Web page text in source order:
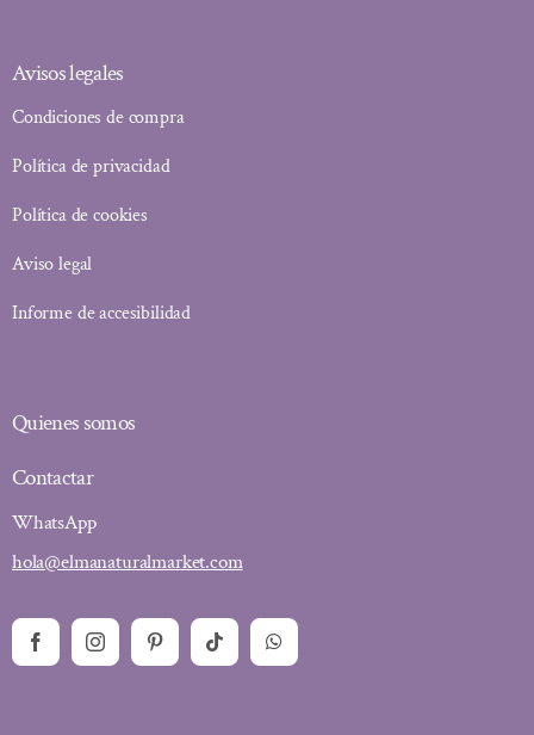
Avisos legales
Condiciones de compra
Política de privacidad
Política de cookies
Aviso legal
Informe de accesibilidad
Quienes somos
Contactar
WhatsApp
hola@elmanaturalmarket.com